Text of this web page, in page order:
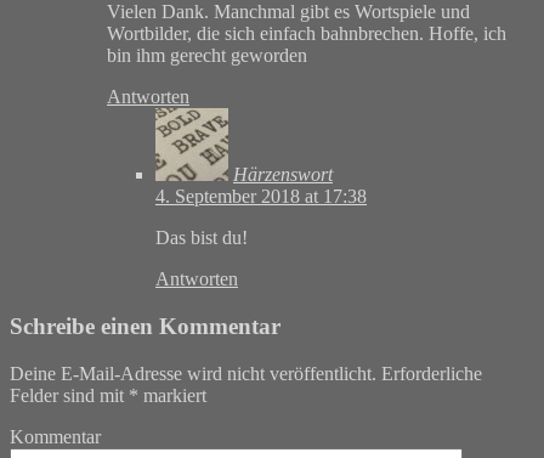
Vielen Dank. Manchmal gibt es Wortspiele und
Wortbilder, die sich einfach bahnbrechen. Hoffe, ich
bin ihm gerecht geworden
Antworten
Härzenswort
4. September 2018 at 17:38
Das bist du!
Antworten
Schreibe einen Kommentar
Deine E-Mail-Adresse wird nicht veröffentlicht. Erforderliche
Felder sind mit * markiert
Kommentar